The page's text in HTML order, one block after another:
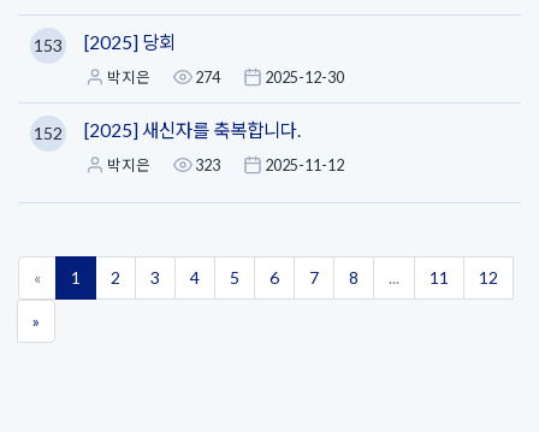
153 [2025] 당회
박지은 274 2025-12-30
152 [2025] 새신자를 축복합니다.
박지은 323 2025-11-12
« 1 2 3 4 5 6 7 8 ... 11 12
»